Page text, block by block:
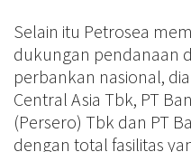
Selain itu Petrosea
dukungan pendanaan
perbankan nasional,
Central Asia Tbk, PT
(Persero) Tbk dan PT
dengan total fasilitas